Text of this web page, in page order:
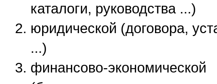
каталоги, руководства ...)
юридической (договора,
...)
финансово-экономической